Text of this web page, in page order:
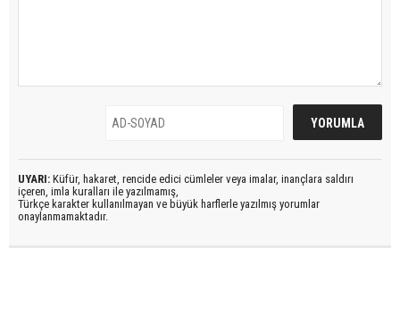
UYARI: Küfür, hakaret, rencide edici cümleler veya imalar, inançlara saldırı
içeren, imla kuralları ile yazılmamış,
Türkçe karakter kullanılmayan ve büyük harflerle yazılmış yorumlar
onaylanmamaktadır.